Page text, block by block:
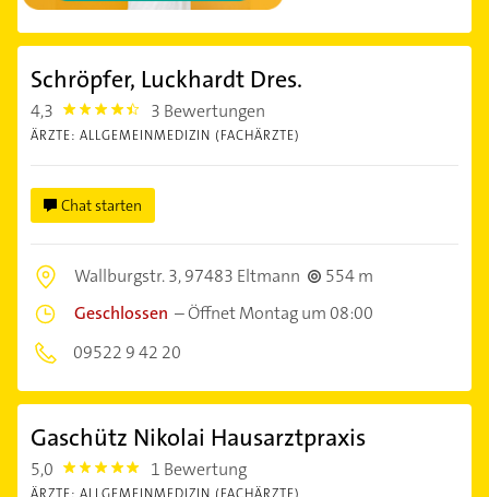
Schröpfer, Luckhardt Dres.
4,3 4.3 3 Bewertungen
ÄRZTE: ALLGEMEINMEDIZIN (FACHÄRZTE)
Chat starten
Wallburgstr. 3,97483 Eltmann
554 m
Geschlossen –Öffnet Montag um 08:00
09522 9 42 20
Gaschütz Nikolai Hausarztpraxis
5,0 5.0 1 Bewertung